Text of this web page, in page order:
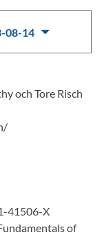
08-14
och Tore Risch
41506-X
of